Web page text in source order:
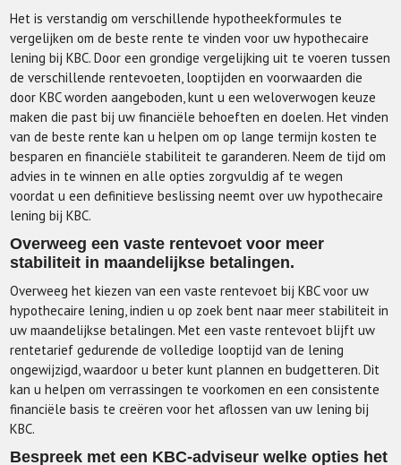
Het is verstandig om verschillende hypotheekformules te
vergelijken om de beste rente te vinden voor uw hypothecaire
lening bij KBC. Door een grondige vergelijking uit te voeren tussen
de verschillende rentevoeten, looptijden en voorwaarden die
door KBC worden aangeboden, kunt u een weloverwogen keuze
maken die past bij uw financiële behoeften en doelen. Het vinden
van de beste rente kan u helpen om op lange termijn kosten te
besparen en financiële stabiliteit te garanderen. Neem de tijd om
advies in te winnen en alle opties zorgvuldig af te wegen
voordat u een definitieve beslissing neemt over uw hypothecaire
lening bij KBC.
Overweeg een vaste rentevoet voor meer
stabiliteit in maandelijkse betalingen.
Overweeg het kiezen van een vaste rentevoet bij KBC voor uw
hypothecaire lening, indien u op zoek bent naar meer stabiliteit in
uw maandelijkse betalingen. Met een vaste rentevoet blijft uw
rentetarief gedurende de volledige looptijd van de lening
ongewijzigd, waardoor u beter kunt plannen en budgetteren. Dit
kan u helpen om verrassingen te voorkomen en een consistente
financiële basis te creëren voor het aflossen van uw lening bij
KBC.
Bespreek met een KBC-adviseur welke opties het